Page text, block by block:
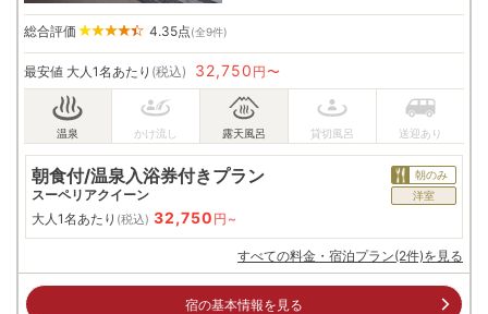
総合評価 4.35点(全9件)
最安値 大人1名あたり (税込) 32,750 円〜
朝食付/温泉入浴券付きプラン
スーペリアクイーン
朝のみ
洋室
大人1名あたり (税込) 32,750 円~
すべての料金・宿泊プラン(2件)を見る
宿の基本情報を見る